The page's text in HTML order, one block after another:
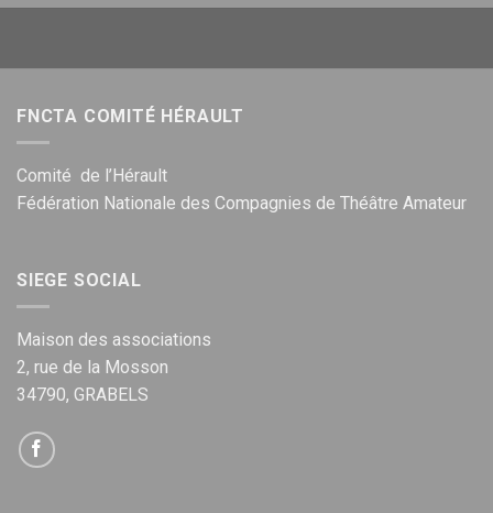
FNCTA COMITÉ HÉRAULT
Comité de l’Hérault
Fédération Nationale des Compagnies de Théâtre Amateur
SIEGE SOCIAL
Maison des associations
2, rue de la Mosson
34790, GRABELS